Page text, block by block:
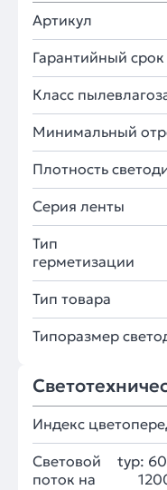
Артикул
Гарантийный срок
Класс
Минимальный
Плотность
Серия ленты
Тип
герметизации
Тип товара
Типоразмер
Индекс
Световой
поток на
typ: